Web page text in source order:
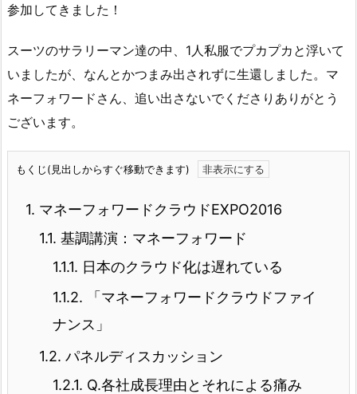
参加してきました！
スーツのサラリーマン達の中、1人私服でプカプカと浮いて
いましたが、なんとかつまみ出されずに生還しました。マ
ネーフォワードさん、追い出さないでくださりありがとう
ございます。
もくじ(見出しからすぐ移動できます)
1. マネーフォワードクラウドEXPO2016
1.1. 基調講演：マネーフォワード
1.1.1. 日本のクラウド化は遅れている
1.1.2. 「マネーフォワードクラウドファイ
ナンス」
1.2. パネルディスカッション
1.2.1. Q.各社成長理由とそれによる痛み